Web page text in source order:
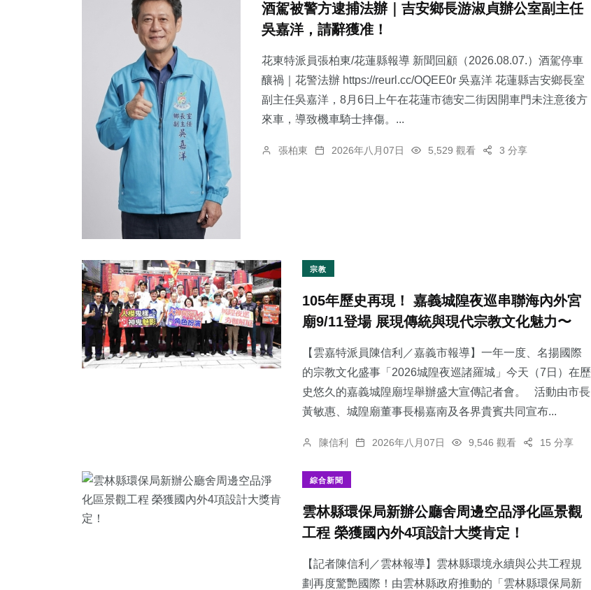
酒駕被警方逮捕法辦｜吉安鄉長游淑貞辦公室副主任
吳嘉洋，請辭獲准！
花東特派員張柏東/花蓮縣報導 新聞回顧（2026.08.07.）酒駕停車
釀禍｜花警法辦 https://reurl.cc/OQEE0r 吳嘉洋 花蓮縣吉安鄉長室
副主任吳嘉洋，8月6日上午在花蓮市德安二街因開車門未注意後方
來車，導致機車騎士摔傷。...
張柏東 2026年八月07日 5,529 觀看 3 分享
宗教
105年歷史再現！ 嘉義城隍夜巡串聯海內外宮
廟9/11登場 展現傳統與現代宗教文化魅力〜
【雲嘉特派員陳信利／嘉義市報導】一年一度、名揚國際
的宗教文化盛事「2026城隍夜巡諸羅城」今天（7日）在歷
史悠久的嘉義城隍廟埕舉辦盛大宣傳記者會。 活動由市長
黃敏惠、城隍廟董事長楊嘉南及各界貴賓共同宣布...
陳信利 2026年八月07日 9,546 觀看 15 分享
綜合新聞
雲林縣環保局新辦公廳舍周邊空品淨化區景觀
工程 榮獲國內外4項設計大獎肯定！
【記者陳信利／雲林報導】雲林縣環境永續與公共工程規
劃再度驚艷國際！由雲林縣政府推動的「雲林縣環保局新
50+
頭條
34 +
394 231+
文教
2+ 198